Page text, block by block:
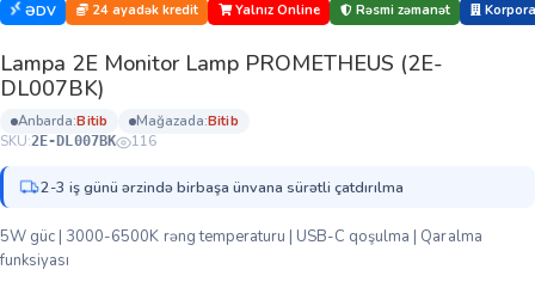
ƏDV 24 ayadək kredit Yalnız Online Rəsmi zəmanət
Lampa 2E Monitor Lamp PROMETHEUS (2E-
DL007BK)
anbarda: bi̇ti̇b mağazada: bi̇ti̇b
SKU:2E-DL007BK 116
2-3 iş günü ərzində birbaşa ünvana sürətli çatdırılma
5W güc | 3000-6500K rəng temperaturu | USB-C qoşulma | Qaralma
funksiyası